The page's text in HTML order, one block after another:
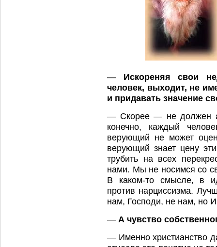
— Искореняя свои
человек, выходит, не
и придавать значение
— Скорее — не должен
конечно, каждый
верующий не может
верующий знает цену
трубить на всех
нами. Мы не носимся со
В каком-то смысле, в
против нарциссизма.
нам, Господи, не нам, но
— А чувство
— Именно христианство